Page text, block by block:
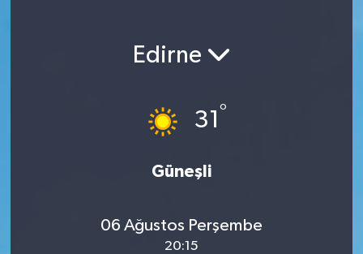
Edirne
31 °
Güneşli
06 Ağustos Perşembe
20:15